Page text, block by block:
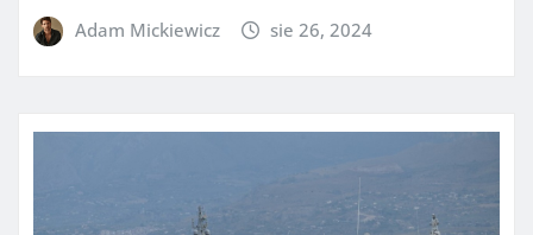
Adam Mickiewicz sie 26, 2024